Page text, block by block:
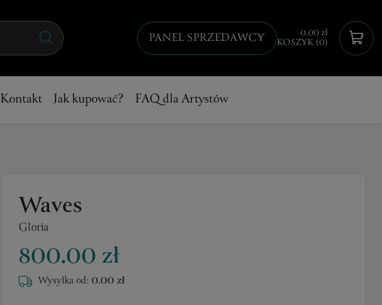
PANEL SPRZEDAWCY 0.00 zł
KOSZYK (0)
Kontakt Jak kupować? FAQ dla Artystów
Waves
Gloria
800.00 zł
Wysyłka od: 0.00 zł